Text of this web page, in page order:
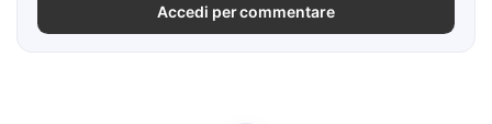
Accedi per commentare